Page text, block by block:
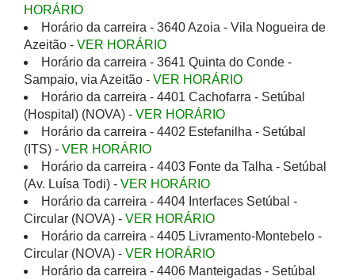
HORÁRIO
Horário da carreira - 3640 Azoia - Vila Nogueira de
Azeitão - VER HORÁRIO
Horário da carreira - 3641 Quinta do Conde -
Sampaio, via Azeitão - VER HORÁRIO
Horário da carreira - 4401 Cachofarra - Setúbal
(Hospital) (NOVA) - VER HORÁRIO
Horário da carreira - 4402 Estefanilha - Setúbal
(ITS) - VER HORÁRIO
Horário da carreira - 4403 Fonte da Talha - Setúbal
(Av. Luísa Todi) - VER HORÁRIO
Horário da carreira - 4404 Interfaces Setúbal -
Circular (NOVA) - VER HORÁRIO
Horário da carreira - 4405 Livramento-Montebelo -
Circular (NOVA) - VER HORÁRIO
Horário da carreira - 4406 Manteigadas - Setúbal